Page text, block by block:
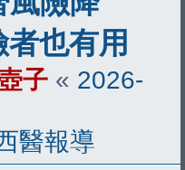
也有用
子 « 2026-
醫報導